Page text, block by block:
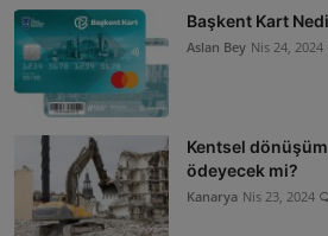
Başkent Kart
Aslan Bey Nis 24, 2024
Kentsel
ödeyecek mi?
Kanarya Nis 23, 2024